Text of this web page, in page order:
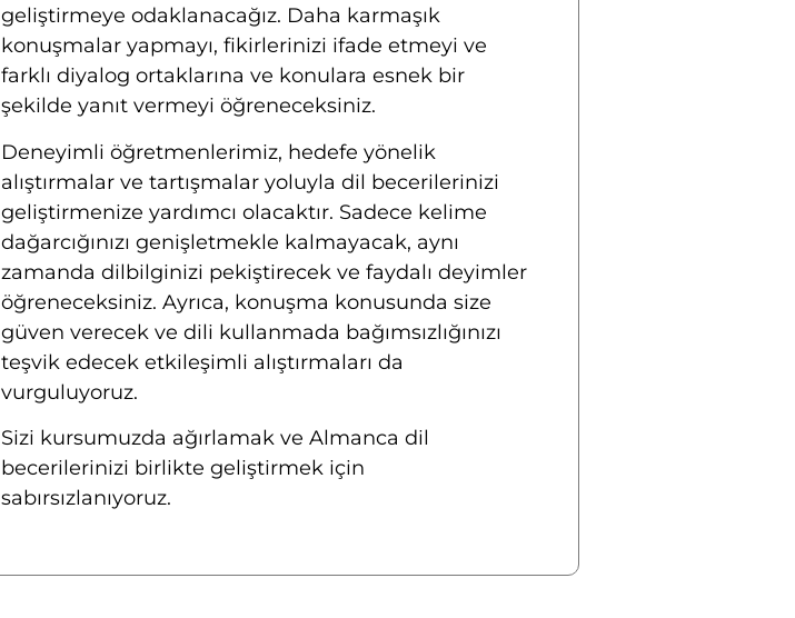
geliştirmeye odaklanacağız. Daha karmaşık
konuşmalar yapmayı, fikirlerinizi ifade etmeyi ve
farklı diyalog ortaklarına ve konulara esnek bir
şekilde yanıt vermeyi öğreneceksiniz.
Deneyimli öğretmenlerimiz, hedefe yönelik
alıştırmalar ve tartışmalar yoluyla dil becerilerinizi
geliştirmenize yardımcı olacaktır. Sadece kelime
dağarcığınızı genişletmekle kalmayacak, aynı
zamanda dilbilginizi pekiştirecek ve faydalı deyimler
öğreneceksiniz. Ayrıca, konuşma konusunda size
güven verecek ve dili kullanmada bağımsızlığınızı
teşvik edecek etkileşimli alıştırmaları da
vurguluyoruz.
Sizi kursumuzda ağırlamak ve Almanca dil
becerilerinizi birlikte geliştirmek için
sabırsızlanıyoruz.